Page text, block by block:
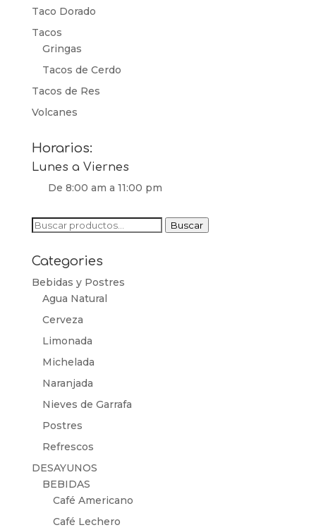
Taco Dorado
Tacos
Gringas
Tacos de Cerdo
Tacos de Res
Volcanes
Horarios:
Lunes a Viernes
De 8:00 am a 11:00 pm
Buscar
Buscar
Categories
Bebidas y Postres
Agua Natural
Cerveza
Limonada
Michelada
Naranjada
Nieves de Garrafa
Postres
Refrescos
DESAYUNOS
BEBIDAS
Café Americano
Café Lechero